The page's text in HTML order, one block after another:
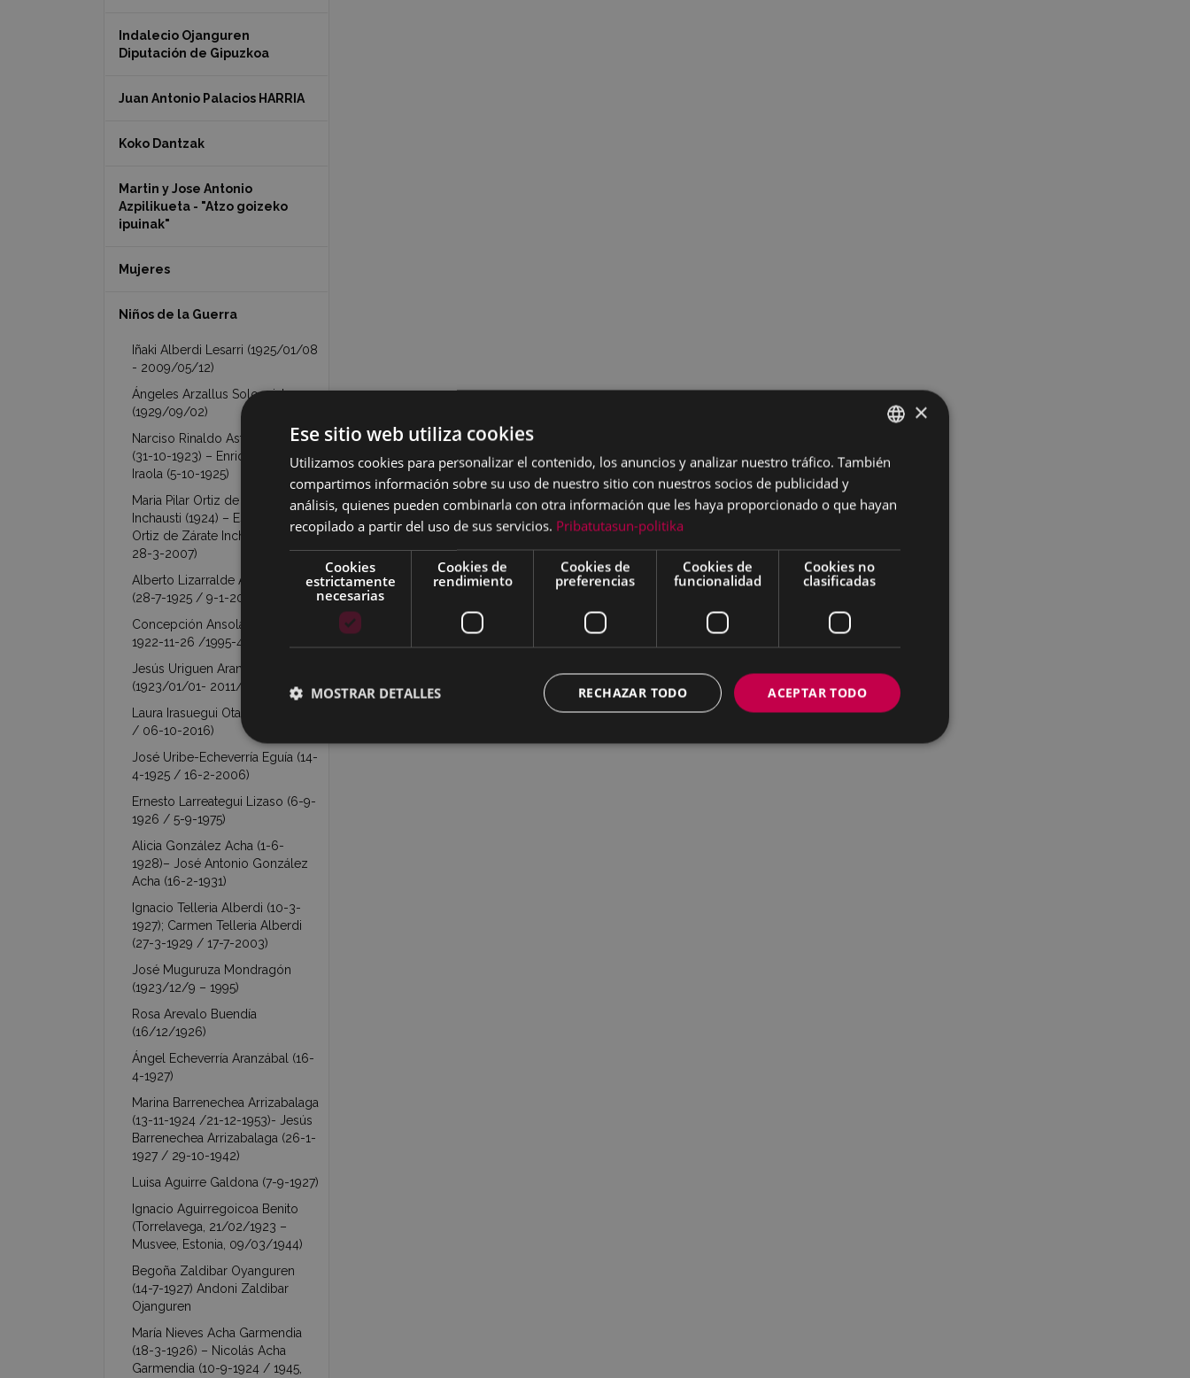
Indalecio Ojanguren
Diputación de Gipuzkoa
Juan Antonio Palacios HARRIA
Koko Dantzak
Martin y Jose Antonio
Azpilikueta - "Atzo goizeko
ipuinak"
Mujeres
Niños de la Guerra
Iñaki Alberdi Lesarri (1925/01/08
- 2009/05/12)
Ángeles Arzallus Sologaistua
(1929/09/02)
Narciso Rinaldo Astarloa Iraola
(31-10-1923) – Enrique Astarloa
Iraola (5-10-1925)
Maria Pilar Ortiz de Zárate
Inchausti (1924) – Esperanza
Ortiz de Zárate Inchausti (1927 /
28-3-2007)
Alberto Lizarralde Arechavaleta
(28-7-1925 / 9-1-2011)
Concepción Ansola Ocamica (
1922-11-26 /1995-4-3 )
Jesús Uriguen Aranzabal
(1923/01/01- 2011/05/25)
Laura Irasuegui Otal (26-11-1923
/ 06-10-2016)
José Uribe-Echeverría Eguía (14-
4-1925 / 16-2-2006)
Ernesto Larreategui Lizaso (6-9-
1926 / 5-9-1975)
Alicia González Acha (1-6-
1928)– José Antonio González
Acha (16-2-1931)
Ignacio Telleria Alberdi (10-3-
1927); Carmen Telleria Alberdi
(27-3-1929 / 17-7-2003)
José Muguruza Mondragón
(1923/12/9 – 1995)
Rosa Arevalo Buendía
(16/12/1926)
Ángel Echeverría Aranzábal (16-
4-1927)
Marina Barrenechea Arrizabalaga
(13-11-1924 /21-12-1953)- Jesús
Barrenechea Arrizabalaga (26-1-
1927 / 29-10-1942)
Luisa Aguirre Galdona (7-9-1927)
Ignacio Aguirregoicoa Benito
(Torrelavega, 21/02/1923 –
Musvee, Estonia, 09/03/1944)
Begoña Zaldibar Oyanguren
(14-7-1927) Andoni Zaldibar
Ojanguren
María Nieves Acha Garmendia
(18-3-1926) – Nicolás Acha
Garmendia (10-9-1924 / 1945,
BASQUE
×
Ese sitio web utiliza cookies
Utilizamos cookies para personalizar el contenido, los anuncios y analizar nuestro tráfico. También
compartimos información sobre su uso de nuestro sitio con nuestros socios de publicidad y
análisis, quienes pueden combinarla con otra información que les haya proporcionado o que hayan
recopilado a partir del uso de sus servicios. Pribatutasun-politika
Cookies
estrictamente
necesarias
Cookies de
rendimiento
Cookies de
preferencias
Cookies de
funcionalidad
Cookies no
clasificadas
ACEPTAR TODO
RECHAZAR TODO
MOSTRAR DETALLES